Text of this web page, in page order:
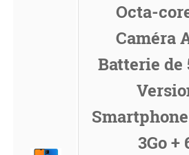
Octa-
Caméra
Batterie de
3Go +